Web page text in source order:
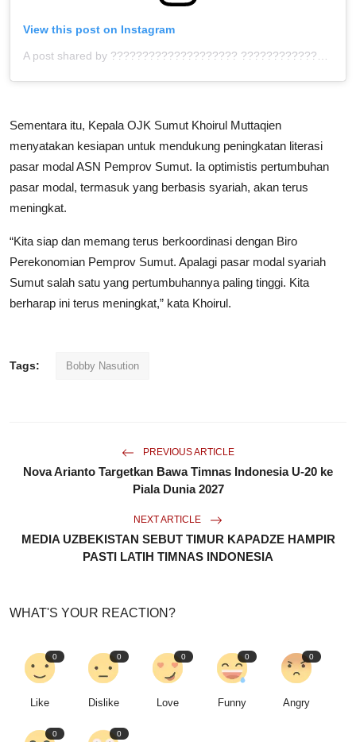
View this post on Instagram
Sementara itu, Kepala OJK Sumut Khoirul Muttaqien
menyatakan kesiapan untuk mendukung peningkatan literasi
pasar modal ASN Pemprov Sumut. Ia optimistis pertumbuhan
pasar modal, termasuk yang berbasis syariah, akan terus
meningkat.
“Kita siap dan memang terus berkoordinasi dengan Biro
Perekonomian Pemprov Sumut. Apalagi pasar modal syariah
Sumut salah satu yang pertumbuhannya paling tinggi. Kita
berharap ini terus meningkat,” kata Khoirul.
Tags: Bobby Nasution
PREVIOUS ARTICLE
Nova Arianto Targetkan Bawa Timnas Indonesia U-20 ke
Piala Dunia 2027
NEXT ARTICLE
MEDIA UZBEKISTAN SEBUT TIMUR KAPADZE HAMPIR
PASTI LATIH TIMNAS INDONESIA
WHAT'S YOUR REACTION?
0
Like
0
Dislike
0
Love
0
Funny
0
Angry
0 0